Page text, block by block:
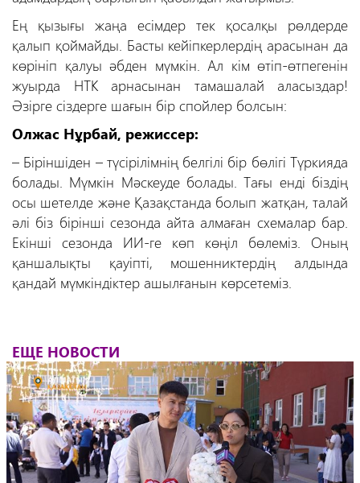
Ең қызығы жаңа есімдер тек қосалқы рөлдерде
қалып қоймайды. Басты кейіпкерлердің арасынан да
көрініп қалуы әбден мүмкін. Ал кім өтіп-өтпегенін
жуырда НТК арнасынан тамашалай аласыздар!
Әзірге сіздерге шағын бір спойлер болсын:
Олжас Нұрбай, режиссер:
– Біріншіден – түсірілімнің белгілі бір бөлігі Түркияда
болады. Мүмкін Мәскеуде болады. Тағы енді біздің
осы шетелде және Қазақстанда болып жатқан, талай
әлі біз бірінші сезонда айта алмаған схемалар бар.
Екінші сезонда ИИ-ге көп көңіл бөлеміз. Оның
қаншалықты қауіпті, мошенниктердің алдында
қандай мүмкіндіктер ашылғанын көрсетеміз.
ЕЩЕ НОВОСТИ